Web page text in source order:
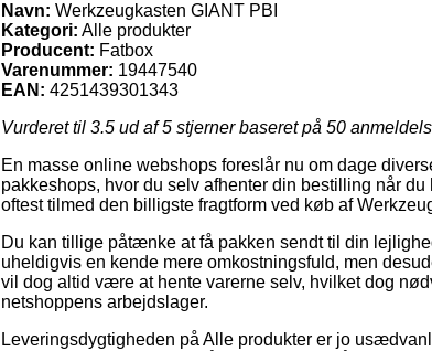
Navn: Werkzeugkasten GIANT PBI
Kategori: Alle produkter
Producent: Fatbox
Varenummer: 19447540
EAN: 4251439301343
Vurderet til 3.5 ud af 5 stjerner baseret på 50
En masse online webshops foreslår nu om dage
pakkeshops, hvor du selv afhenter din bestilling når
oftest tilmed den billigste fragtform ved køb af
Du kan tillige påtænke at få pakken sendt til din
uheldigvis en kende mere omkostningsfuld, men
vil dog altid være at hente varerne selv, hvilket dog
netshoppens arbejdslager.
Leveringsdygtigheden på Alle produkter er jo